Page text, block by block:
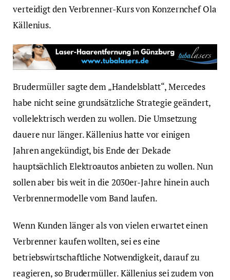
verteidigt den Verbrenner-Kurs von Konzernchef Ola
Källenius.
Brudermüller sagte dem „Handelsblatt“, Mercedes
habe nicht seine grundsätzliche Strategie geändert,
vollelektrisch werden zu wollen. Die Umsetzung
dauere nur länger. Källenius hatte vor einigen
Jahren angekündigt, bis Ende der Dekade
hauptsächlich Elektroautos anbieten zu wollen. Nun
sollen aber bis weit in die 2030er-Jahre hinein auch
Verbrennermodelle vom Band laufen.
Wenn Kunden länger als von vielen erwartet einen
Verbrenner kaufen wollten, sei es eine
betriebswirtschaftliche Notwendigkeit, darauf zu
reagieren, so Brudermüller. Källenius sei zudem von